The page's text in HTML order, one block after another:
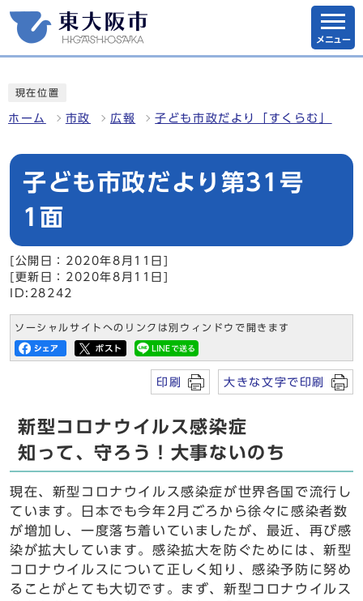
メニュー
現在位置
ホーム 市政 広報 子ども市政だより「すくらむ」
子ども市政だより第31号
1面
[公開日：2020年8月11日]
[更新日：2020年8月11日]
ID:28242
ソーシャルサイトへのリンクは別ウィンドウで開きます
印刷 大きな文字で印刷
新型コロナウイルス感染症
知って、守ろう！大事ないのち
現在、新型コロナウイルス感染症が世界各国で流行し
ています。日本でも今年2月ごろから徐々に感染者数
が増加し、一度落ち着いていましたが、最近、再び感
染が拡大しています。感染拡大を防ぐためには、新型
コロナウイルスについて正しく知り、感染予防に努め
ることがとても大切です。まず、新型コロナウイルス